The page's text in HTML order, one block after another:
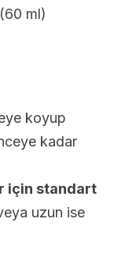
ml)
koyup
kadar
için standart
uzun ise